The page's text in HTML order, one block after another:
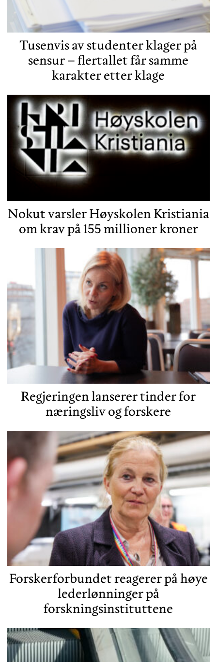
Tusenvis av studenter klager på
sensur – flertallet får samme
karakter etter klage
Nokut varsler Høyskolen Kristiania
om krav på 155 millioner kroner
Regjeringen lanserer tinder for
næringsliv og forskere
Forskerforbundet reagerer på høye
lederlønninger på
forskningsinstituttene